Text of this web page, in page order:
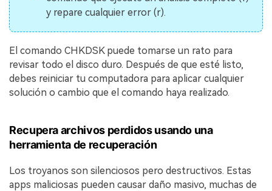
y repare cualquier error (r).
El comando CHKDSK puede tomarse un rato para
revisar todo el disco duro. Después de que esté listo,
debes reiniciar tu computadora para aplicar cualquier
solución o cambio que el comando haya realizado.
Recupera archivos perdidos usando una
herramienta de recuperación
Los troyanos son silenciosos pero destructivos. Estas
apps maliciosas pueden causar daño masivo, muchas de